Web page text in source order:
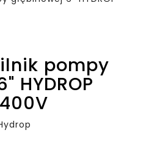
pompy
HYDROP